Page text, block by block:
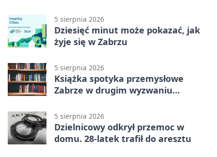
5 sierpnia 2026
Dziesięć minut może pokazać, jak
żyje się w Zabrzu
5 sierpnia 2026
Książka spotyka przemysłowe
Zabrze w drugim wyzwaniu
5 sierpnia 2026
Dzielnicowy odkrył przemoc w
domu. 28-latek trafił do aresztu